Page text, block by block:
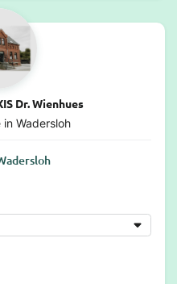
Dr. Wienhues
Wadersloh